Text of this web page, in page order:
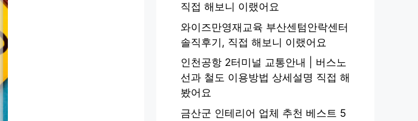
직접 해보니 이랬어요
와이즈만영재교육 부산센텀안락센터
솔직후기, 직접 해보니 이랬어요
인천공항 2터미널 교통안내 | 버스노
선과 철도 이용방법 상세설명 직접 해
봤어요
금산군 인테리어 업체 추천 베스트 5